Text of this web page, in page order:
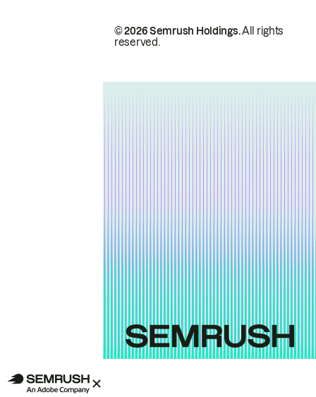
© 2026 Semrush Holdings.All rights
reserved.